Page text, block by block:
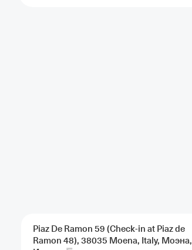
Piaz De Ramon 59 (Check-in at Piaz de
Ramon 48), 38035 Moena, Italy, Моэна,